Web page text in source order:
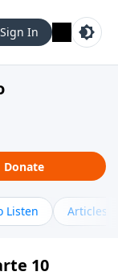
Sign In
Donate
Listen Articles
10